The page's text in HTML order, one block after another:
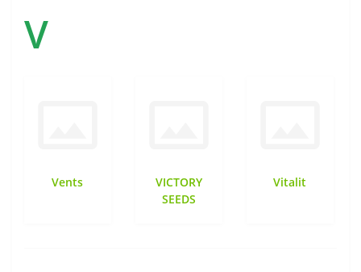
V
Vents
VICTORY
SEEDS
Vitalit